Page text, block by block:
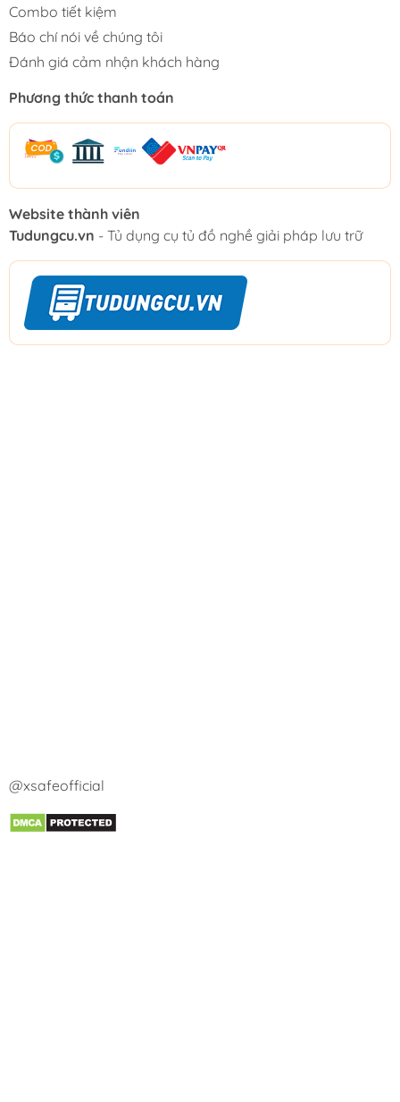
Combo tiết kiệm
Báo chí nói về chúng tôi
Đánh giá cảm nhận khách hàng
Phương thức thanh toán
Website thành viên
Tudungcu.vn - Tủ dụng cụ tủ đồ nghề giải pháp lưu trữ
@xsafeofficial